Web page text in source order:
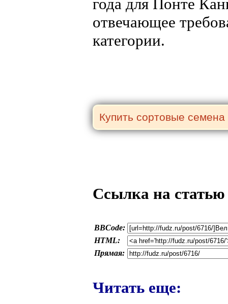
года для Понте
отвечающее
категории.
Ссылка на
BBCode:
HTML:
Прямая:
Читать еще: